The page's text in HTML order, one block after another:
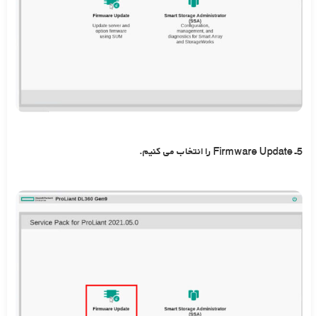
5ـ Firmware Update را انتخاب می کنیم.